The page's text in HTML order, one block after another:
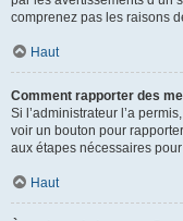
comprenez pas les raisons
Haut
Comment rapporter des
Si l’administrateur l’a
voir un bouton pour
aux étapes nécessaires
Haut